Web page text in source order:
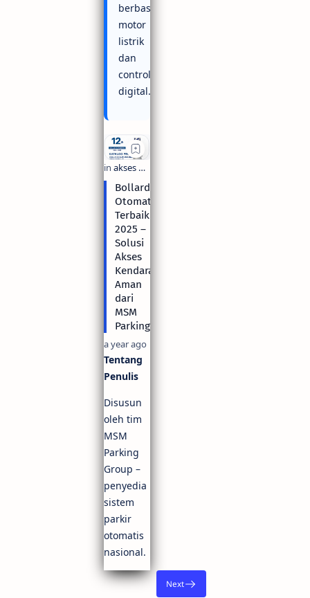
berbasis
motor
listrik
dan
controller
digital.
Bollard
Otomatis
Terbaik
2025 –
Solusi
Akses
Kendaraan
Aman
dari
MSM
Parking
a year ago
Tentang
Penulis
Disusun
oleh tim
MSM
Parking
Group –
penyedia
sistem
parkir
otomatis
nasional.